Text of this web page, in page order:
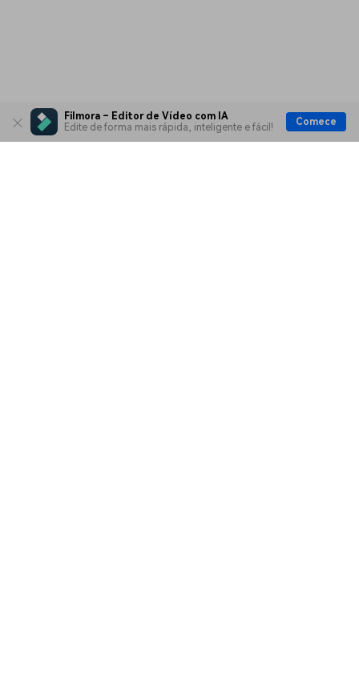
Filmora – Editor de Vídeo com IA
Edite de forma mais rápida, inteligente e fácil!
Comece